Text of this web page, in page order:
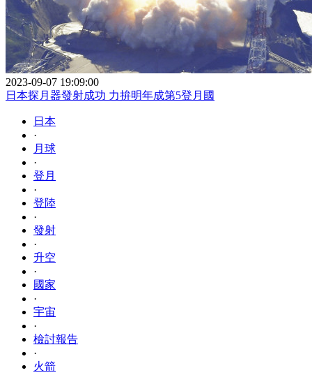
2023-09-07 19:09:00
日本探月器發射成功 力拚明年成第5登月國
日本
·
月球
·
登月
·
登陸
·
發射
·
升空
·
國家
·
宇宙
·
檢討報告
·
火箭